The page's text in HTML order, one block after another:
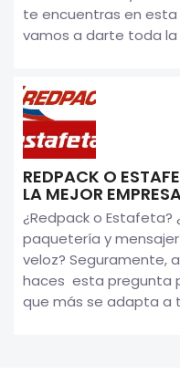
te encuentras en
vamos a darte toda la
REDPACK O
LA MEJOR
¿Redpack o Estafeta?
paquetería y
veloz? Seguramente,
haces esta pregunta
que más se adapta a